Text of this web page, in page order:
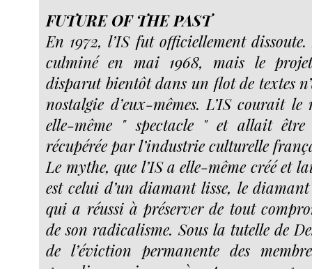
FUTURE OF THE PAST
En 1972, l’IS fut officiellement
culminé en mai 1968, mais le
disparut bientôt dans un flot de textes
nostalgie d’eux-mêmes. L’IS courait
elle-même " spectacle " et allait
récupérée par l’industrie culturelle
Le mythe, que l’IS a elle-même créé et
est celui d’un diamant lisse, le
qui a réussi à préserver de tout
de son radicalisme. Sous la tutelle de
de l’éviction permanente des